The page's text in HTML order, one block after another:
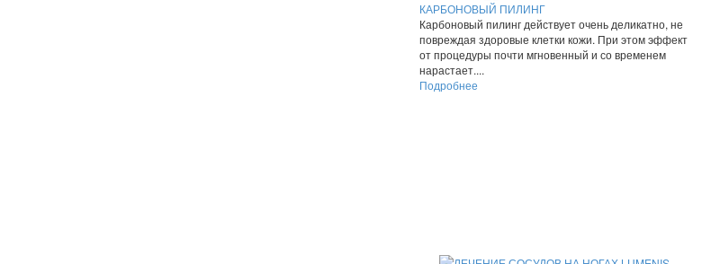
КАРБОНОВЫЙ ПИЛИНГ
Карбоновый пилинг действует очень деликатно, не
повреждая здоровые клетки кожи. При этом эффект
от процедуры почти мгновенный и со временем
нарастает....
Подробнее